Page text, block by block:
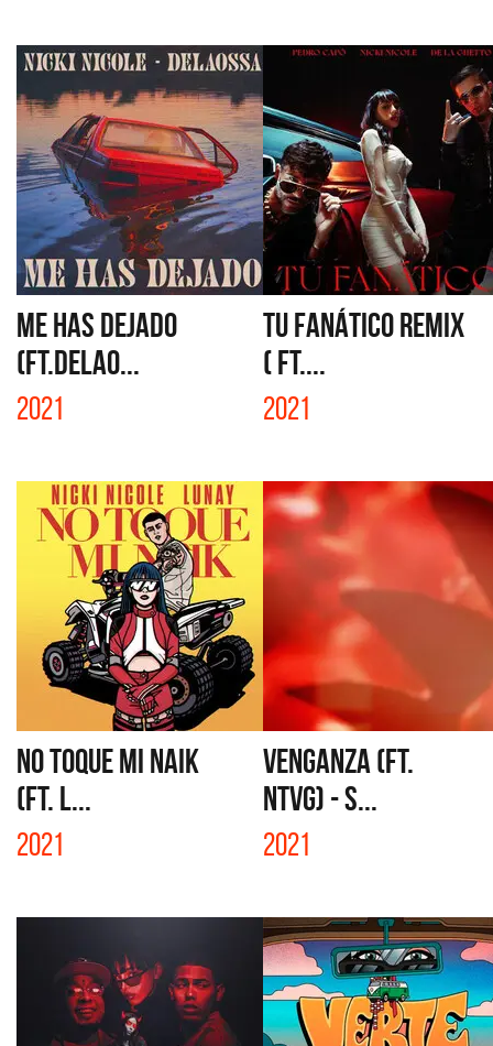
ME HAS DEJADO
(FT.DELAO...
2021
TU FANÁTICO REMIX
( FT....
2021
NO TOQUE MI NAIK
(FT. L...
2021
VENGANZA (FT.
NTVG) - S...
2021